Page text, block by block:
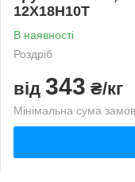
12Х18Н10Т
В наявності
Роздріб
від 343 ₴/кг
Мінімальна сума